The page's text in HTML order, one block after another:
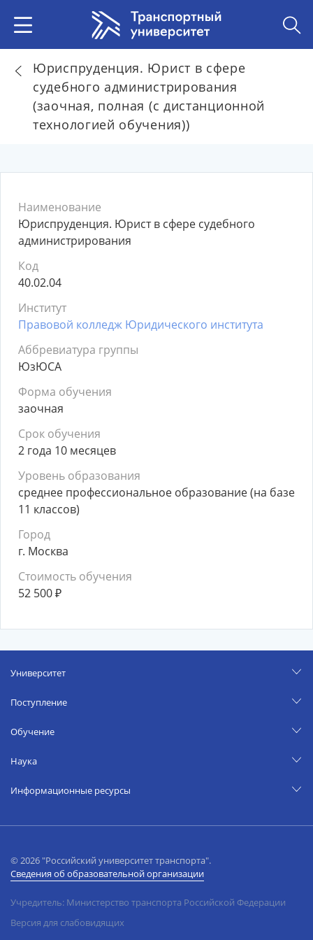
Юриспруденция. Юрист в сфере
судебного администрирования
(заочная, полная (с дистанционной
технологией обучения))
Наименование
Юриспруденция. Юрист в сфере судебного
администрирования
Код
40.02.04
Институт
Правовой колледж Юридического института
Аббревиатура группы
ЮзЮСА
Форма обучения
заочная
Срок обучения
2 года 10 месяцев
Уровень образования
среднее профессиональное образование (на базе
11 классов)
Город
г. Москва
Стоимость обучения
52 500₽
Университет
Поступление
Обучение
Наука
Информационные ресурсы
© 2026 "Российский университет транспорта".
Сведения об образовательной организации
Учредитель: Министерство транспорта Российской Федерации
Версия для слабовидящих